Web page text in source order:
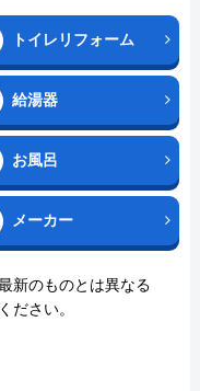
トイレリフォーム
給湯器
お風呂
メーカー
新のものとは異なる
ださい。